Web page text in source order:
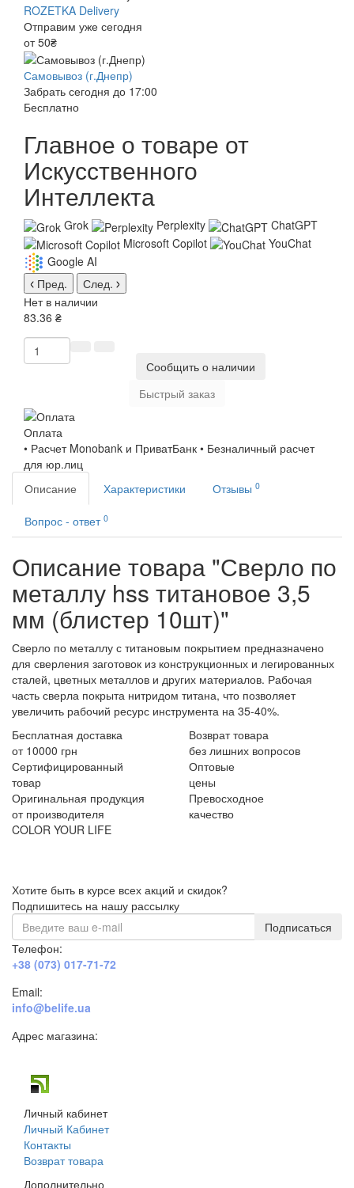
ROZETKA Delivery
Отправим уже сегодня
от 50₴
Самовывоз (г.Днепр)
Забрать сегодня до 17:00
Бесплатно
Главное о товаре от
Искусственного
Интеллекта
Grok Perplexity
ChatGPT
Microsoft Copilot
YouChat
Google AI
Пред.
След.
Нет в наличии
83.36 ₴
Сообщить о наличии
Быстрый заказ
Оплата
• Расчет Monobank и ПриватБанк • Безналичный расчет
для юр.лиц
Описание
Характеристики Отзывы 0
Вопрос - ответ 0
Описание товара "Сверло по
металлу hss титановое 3,5
мм (блистер 10шт)"
Сверло по металлу с титановым покрытием предназначено
для сверления заготовок из конструкционных и легированных
сталей, цветных металлов и других материалов. Рабочая
часть сверла покрыта нитридом титана, что позволяет
увеличить рабочий ресурс инструмента на 35-40%.
Бесплатная доставка
от 10000 грн
Возврат товара
без лишних вопросов
Сертифицированный
товар
Оптовые
цены
Оригинальная продукция
от производителя
Превосходное
качество
COLOR YOUR LIFE
Хотите быть в курсе всех акций и скидок?
Подпишитесь на нашу рассылку
Подписаться
Телефон:
+38 (073) 017-71-72
Email:
info@belife.ua
Адрес магазина:
Личный кабинет
Личный Кабинет
Контакты
Возврат товара
Дополнительно